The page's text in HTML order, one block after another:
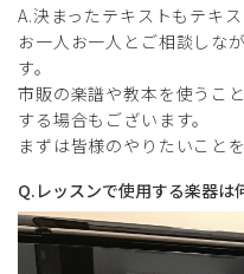
A.決まったテキストもテキ
お一人お一人とご相談しな
す。
市販の楽譜や教本を使うこ
する場合もございます。
まずは皆様のやりたいこと
Q.レッスンで使用する楽器は